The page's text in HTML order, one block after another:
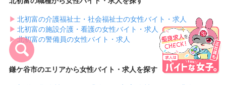
▶︎ 北初富の介護福祉士・社会福祉士の女性バイト・求人
▶︎ 北初富の施設介護・看護の女性バイト・求人
▶︎北初富の警備員の女性バイト・求人
鎌ケ谷市のエリアから女性バイト・求人を探す